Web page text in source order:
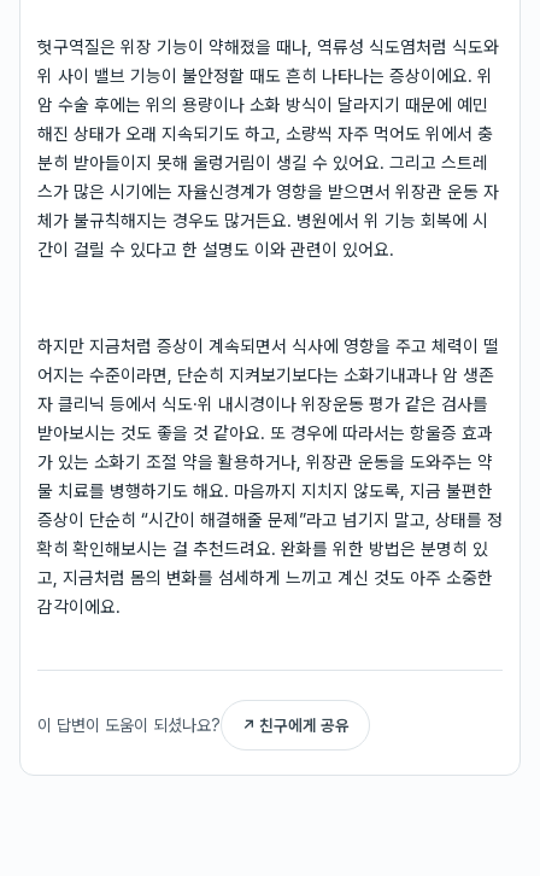
헛구역질은 위장 기능이 약해졌을 때나, 역류성 식도염처럼 식도와
위 사이 밸브 기능이 불안정할 때도 흔히 나타나는 증상이에요. 위
암 수술 후에는 위의 용량이나 소화 방식이 달라지기 때문에 예민
해진 상태가 오래 지속되기도 하고, 소량씩 자주 먹어도 위에서 충
분히 받아들이지 못해 울렁거림이 생길 수 있어요. 그리고 스트레
스가 많은 시기에는 자율신경계가 영향을 받으면서 위장관 운동 자
체가 불규칙해지는 경우도 많거든요. 병원에서 위 기능 회복에 시
간이 걸릴 수 있다고 한 설명도 이와 관련이 있어요.
하지만 지금처럼 증상이 계속되면서 식사에 영향을 주고 체력이 떨
어지는 수준이라면, 단순히 지켜보기보다는 소화기내과나 암 생존
자 클리닉 등에서 식도·위 내시경이나 위장운동 평가 같은 검사를
받아보시는 것도 좋을 것 같아요. 또 경우에 따라서는 항울증 효과
가 있는 소화기 조절 약을 활용하거나, 위장관 운동을 도와주는 약
물 치료를 병행하기도 해요. 마음까지 지치지 않도록, 지금 불편한
증상이 단순히 “시간이 해결해줄 문제”라고 넘기지 말고, 상태를 정
확히 확인해보시는 걸 추천드려요. 완화를 위한 방법은 분명히 있
고, 지금처럼 몸의 변화를 섬세하게 느끼고 계신 것도 아주 소중한
감각이에요.
이 답변이 도움이 되셨나요? ↗ 친구에게 공유